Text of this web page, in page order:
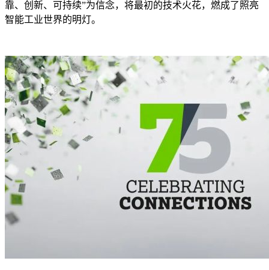
靠、创新、可持续”为信念，将最初的技术火花，燃成了照亮
智能工业世界的明灯。